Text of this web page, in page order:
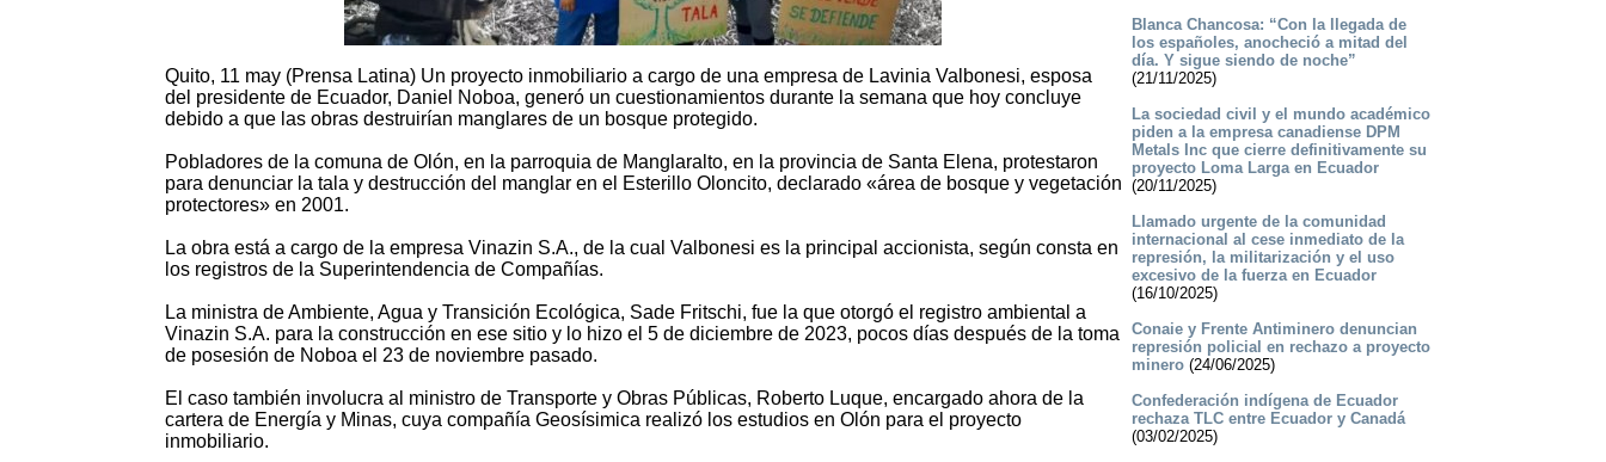
Quito, 11 may (Prensa Latina) Un proyecto inmobiliario a cargo de una empresa de Lavinia Valbonesi, esposa
del presidente de Ecuador, Daniel Noboa, generó un cuestionamientos durante la semana que hoy concluye
debido a que las obras destruirían manglares de un bosque protegido.
Pobladores de la comuna de Olón, en la parroquia de Manglaralto, en la provincia de Santa Elena, protestaron
para denunciar la tala y destrucción del manglar en el Esterillo Oloncito, declarado «área de bosque y vegetación
protectores» en 2001.
La obra está a cargo de la empresa Vinazin S.A., de la cual Valbonesi es la principal accionista, según consta en
los registros de la Superintendencia de Compañías.
La ministra de Ambiente, Agua y Transición Ecológica, Sade Fritschi, fue la que otorgó el registro ambiental a
Vinazin S.A. para la construcción en ese sitio y lo hizo el 5 de diciembre de 2023, pocos días después de la toma
de posesión de Noboa el 23 de noviembre pasado.
El caso también involucra al ministro de Transporte y Obras Públicas, Roberto Luque, encargado ahora de la
cartera de Energía y Minas, cuya compañía Geosísimica realizó los estudios en Olón para el proyecto
inmobiliario.
Blanca Chancosa: “Con la llegada de
los españoles, anocheció a mitad del
día. Y sigue siendo de noche”
(21/11/2025)
La sociedad civil y el mundo académico
piden a la empresa canadiense DPM
Metals Inc que cierre definitivamente su
proyecto Loma Larga en Ecuador
(20/11/2025)
Llamado urgente de la comunidad
internacional al cese inmediato de la
represión, la militarización y el uso
excesivo de la fuerza en Ecuador
(16/10/2025)
Conaie y Frente Antiminero denuncian
represión policial en rechazo a proyecto
minero(24/06/2025)
Confederación indígena de Ecuador
rechaza TLC entre Ecuador y Canadá
(03/02/2025)